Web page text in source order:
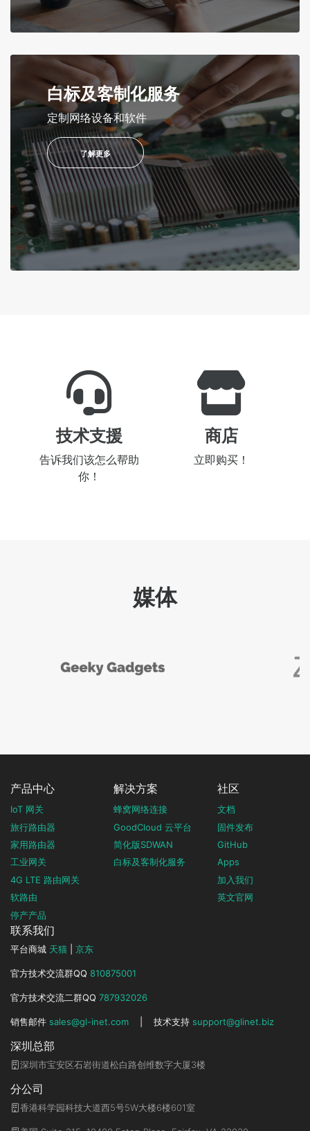
白标及客制化服务
定制网络设备和软件
了解更多
技术支援
告诉我们该怎么帮助
你！
商店
立即购买！
媒体
产品中心
IoT 网关
旅行路由器
家用路由器
工业网关
4G LTE 路由网关
软路由
停产产品
解决方案
蜂窝网络连接
GoodCloud 云平台
简化版SDWAN
白标及客制化服务
社区
文档
固件发布
GitHub
Apps
加入我们
英文官网
联系我们
平台商城 天猫 京东
官方技术交流群QQ 810875001
官方技术交流二群QQ 787932026
销售邮件 sales@gl-inet.com 技术支持 support@glinet.biz
深圳总部
深圳市宝安区石岩街道松白路创维数字大厦3楼
分公司
香港科学园科技大道西5号5W大楼6楼601室